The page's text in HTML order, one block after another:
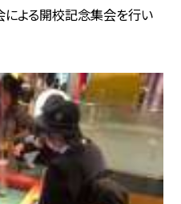
による開校記念集会を行い